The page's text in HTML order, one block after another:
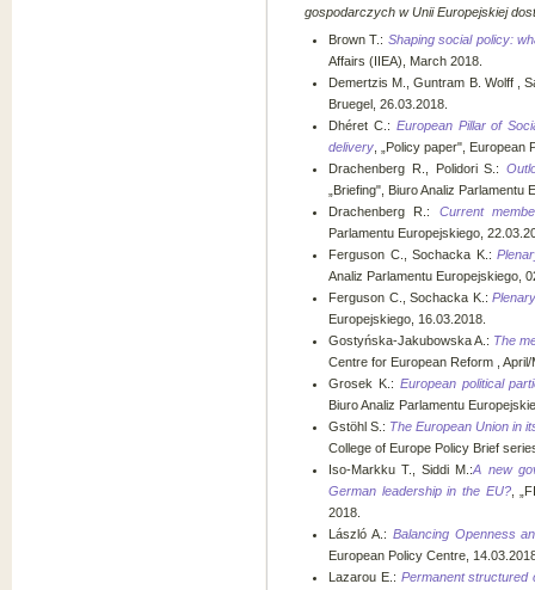
gospodarczych w Unii Europejskiej
Brown T.: Shaping social policy:
Affairs (IIEA), March 2018.
Demertzis M., Guntram B. Wolff ,
Bruegel, 26.03.2018.
Dhéret C.: European Pillar of
delivery , „Policy paper",
Drachenberg R., Polidori S.:
„Briefing", Biuro Analiz
Drachenberg R.: Current
Parlamentu Europejskiego,
Ferguson C., Sochacka K.:
Analiz Parlamentu Europejskiego,
Ferguson C., Sochacka K.:
Europejskiego, 16.03.2018.
Gostyńska-Jakubowska A.: The
Centre for European Reform ,
Grosek K.: European political
Biuro Analiz Parlamentu
Gstöhl S.: The European Union in
College of Europe Policy Brief
Iso-Markku T., Siddi M.:A new
German leadership in the EU?,
2018.
László A.: Balancing Openness
European Policy Centre,
Lazarou E.: Permanent structured